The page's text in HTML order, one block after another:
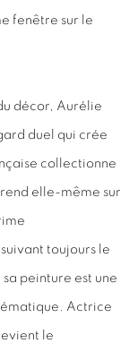
fenêtre sur le
décor, Aurélie
duel qui crée
collectionne
elle-même sur
toujours le
peinture est une
Actrice
le